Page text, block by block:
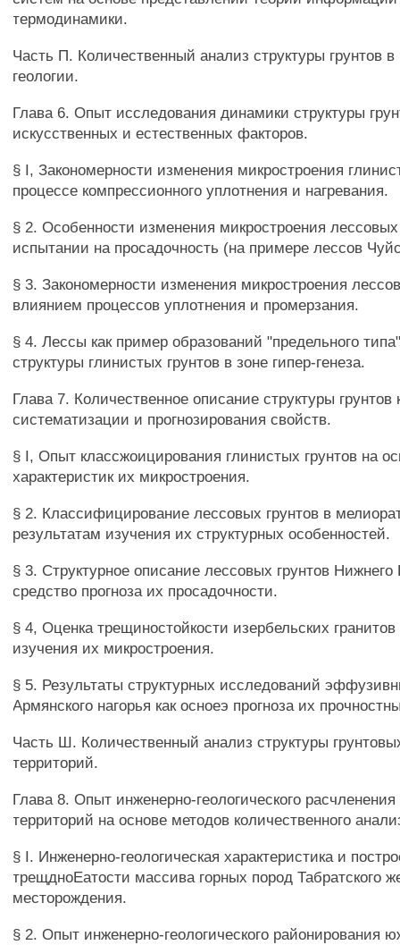
термодинамики.
Часть П. Количественный анализ структуры грунтов
геологии.
Глава 6. Опыт исследования динамики структуры
искусственных и естественных факторов.
§ I, Закономерности изменения микростроения
процессе компрессионного уплотнения и нагревания.
§ 2. Особенности изменения микростроения
испытании на просадочность (на примере лессов
§ 3. Закономерности изменения микростроения
влиянием процессов уплотнения и промерзания.
§ 4. Лессы как пример образований "предельного
структуры глинистых грунтов в зоне гипер-генеза.
Глава 7. Количественное описание структуры грунтов
систематизации и прогнозирования свойств.
§ I, Опыт классжоицирования глинистых грунтов на
характеристик их микростроения.
§ 2. Классифицирование лессовых грунтов в
результатам изучения их структурных особенностей.
§ 3. Структурное описание лессовых грунтов Нижнего
средство прогноза их просадочности.
§ 4, Оценка трещиностойкости изербельских
изучения их микростроения.
§ 5. Результаты структурных исследований
Армянского нагорья как осноеэ прогноза их
Часть Ш. Количественный анализ структуры
территорий.
Глава 8. Опыт инженерно-геологического
территорий на основе методов количественного
§ I. Инженерно-геологическая характеристика и
трещдноЕатости массива горных пород Табратского
месторождения.
§ 2. Опыт инженерно-геологического районирования